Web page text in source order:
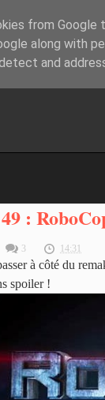
:
3 14:31
à côté du
spoiler !
from Google
along with
and